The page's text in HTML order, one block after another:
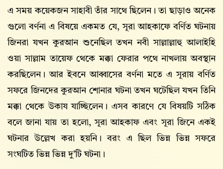
এ সময় কয়েকজন সাহাবী তাঁর সাথে ছিলেন। তা ছাড়াও অনেক
গুলো বর্ণনা এ বিষয়ে একমত যে, সূরা আহকাফে বর্ণিত ঘটনায়
জিনরা যখন কুরআন শুনেছিল তখন নবী সাল্লাল্লাহু আলাইহি
ওয়া সাল্লাম তায়েফ থেকে মক্কা ফেরার পথে নাখলায় অবস্থান
করছিলেন। আর ইবনে আব্বাসের বর্ণনা মতে এ সূরায় বর্ণিত
সফরে জিনদের কুরআন শোনার ঘটনা তখন ঘটেছিল যখন তিনি
মক্কা থেকে উকায যাচ্ছিলেন। এসব কারণে যে বিষয়টি সঠিক
বলে জানা যায় তা হলো, সূরা আহকাফ এবং সূরা জিনে একই
ঘটনার উল্লেখ করা হয়নি। বরং এ ছিল ভিন্ন ভিন্ন সফরে
সংঘটিত ভিন্ন ভিন্ন দু’টি ঘটনা।